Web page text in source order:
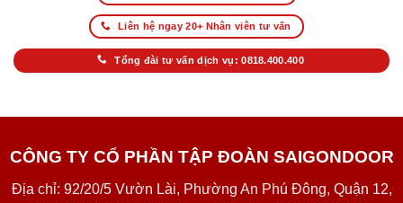
Liên hệ ngay 20+ Nhân viên tư vấn
Tổng đài tư vấn dịch vụ: 0818.400.400
CÔNG TY CỔ PHẦN TẬP ĐOÀN SAIGONDOOR
Địa chỉ: 92/20/5 Vườn Lài, Phường An Phú Đông, Quận 12,